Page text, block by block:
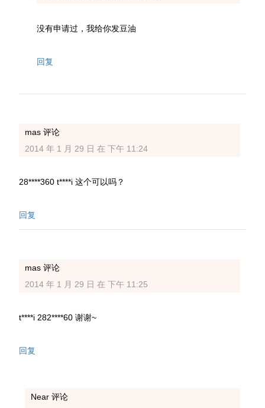
没有申请过，我给你发豆油
回复
mas 评论
2014 年 1 月 29 日 在 下午 11:24
28****360 t****i 这个可以吗？
回复
mas 评论
2014 年 1 月 29 日 在 下午 11:25
t****i 282****60 谢谢~
回复
Near 评论